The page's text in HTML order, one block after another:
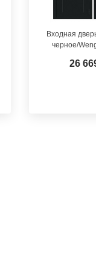
Входная
черное/
26